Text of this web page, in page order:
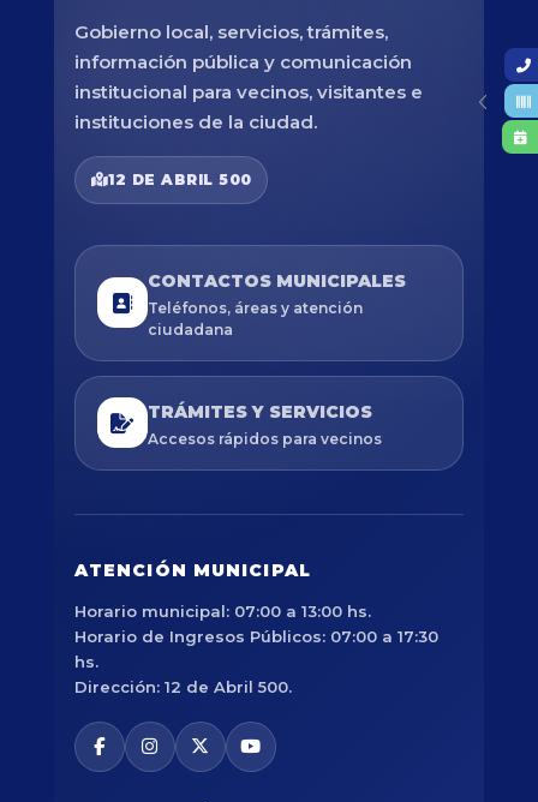
Gobierno local, servicios, trámites,
información pública y comunicación
institucional para vecinos, visitantes e
instituciones de la ciudad.
12 DE ABRIL 500
CONTACTOS MUNICIPALES
Teléfonos, áreas y atención
ciudadana
TRÁMITES Y SERVICIOS
Accesos rápidos para vecinos
ATENCIÓN MUNICIPAL
Horario municipal: 07:00 a 13:00 hs.
Horario de Ingresos Públicos: 07:00 a 17:30
hs.
Dirección: 12 de Abril 500.